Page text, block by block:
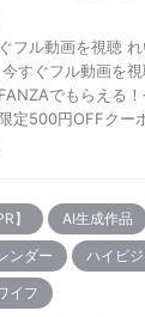
フル動画を視聴
今すぐフル動画を
でもらえる
定500円OFFクー
】 AI生成作品
ンダー ハイビ
イフ